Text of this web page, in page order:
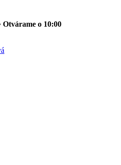
Otvárame o 10:00